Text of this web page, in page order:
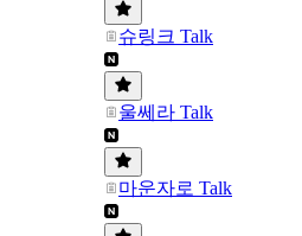
슈링크 Talk
울쎄라 Talk
마운자로 Talk